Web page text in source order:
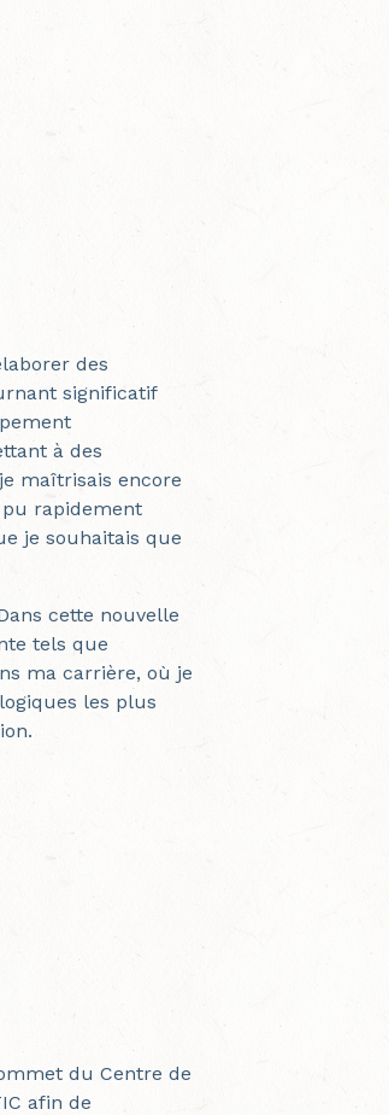
des
significatif
à des
maîtrisais encore
pu rapidement
je souhaitais que
cette nouvelle
tels que
ma carrière, où je
les plus
du Centre de
afin de